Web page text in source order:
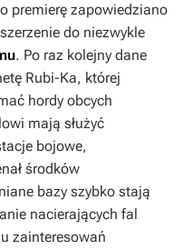
premierę zapowiedziano
do niezwykle
. Po raz kolejny dane
Rubi-Ka, której
hordy obcych
mają służyć
bojowe,
środków
bazy szybko stają
nacierających fal
zainteresowań